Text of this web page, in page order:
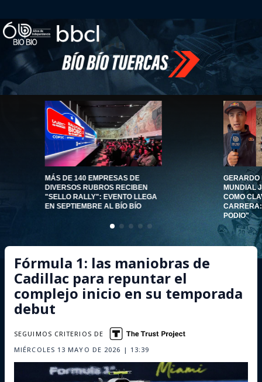
MÁS DE 140 EMPRESAS DE
DIVERSOS RUBROS RECIBEN
"SELLO RALLY": EVENTO LLEGA
EN SEPTIEMBRE AL BÍO BÍO
GERARDO
MUNDIAL
COMO
PODIO"
Fórmula 1: las maniobras de
Cadillac para repuntar el
complejo inicio en su temporada
debut
MIÉRCOLES 13 MAYO DE 2026 | 13:39
SEGUIMOS CRITERIOS DE